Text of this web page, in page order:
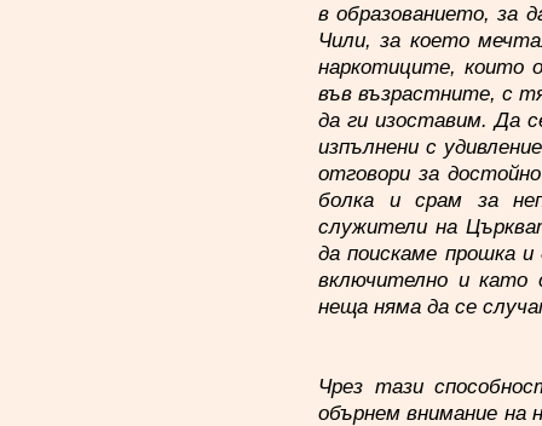
в образованието, за
Чили, за което
наркотиците, които
във възрастните, с
да ги изоставим. Да
изпълнени с
отговори за
болка и срам за
служители на
да поискаме прошка
включително и като
неща няма да се
Чрез тази
обърнем внимание на